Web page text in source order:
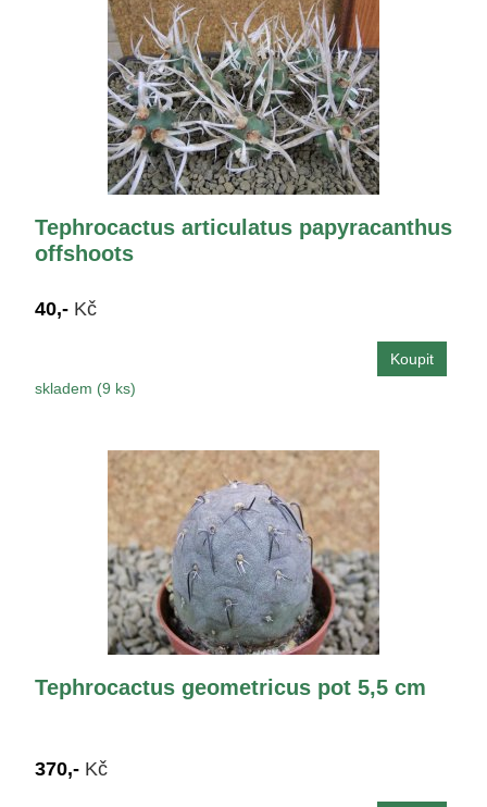
Tephrocactus articulatus papyracanthus
offshoots
40,- Kč
skladem (9 ks)
Tephrocactus geometricus pot 5,5 cm
370,- Kč